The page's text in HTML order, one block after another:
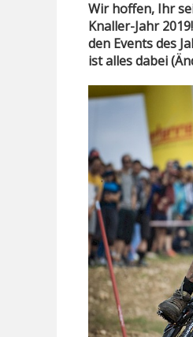
Wir hoffen, Ihr
Knaller-Jahr
den Events des
ist alles dabei